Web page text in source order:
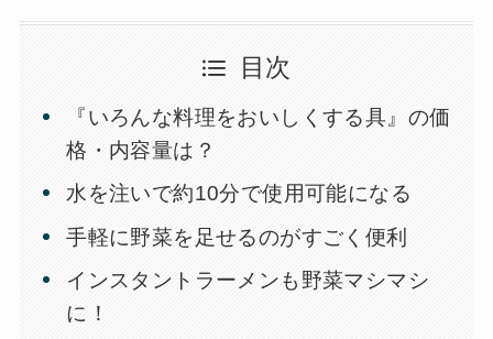
目次
『いろんな料理をおいしくする具』の価
格・内容量は？
水を注いで約10分で使用可能になる
手軽に野菜を足せるのがすごく便利
インスタントラーメンも野菜マシマシ
に！